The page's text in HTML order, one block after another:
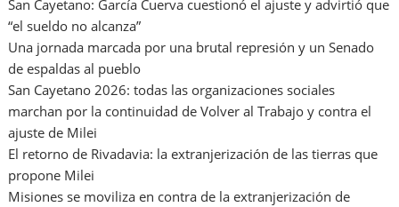
San Cayetano: García Cuerva cuestionó el ajuste y advirtió que
“el sueldo no alcanza”
Una jornada marcada por una brutal represión y un Senado
de espaldas al pueblo
San Cayetano 2026: todas las organizaciones sociales
marchan por la continuidad de Volver al Trabajo y contra el
ajuste de Milei
El retorno de Rivadavia: la extranjerización de las tierras que
propone Milei
Misiones se moviliza en contra de la extranjerización de